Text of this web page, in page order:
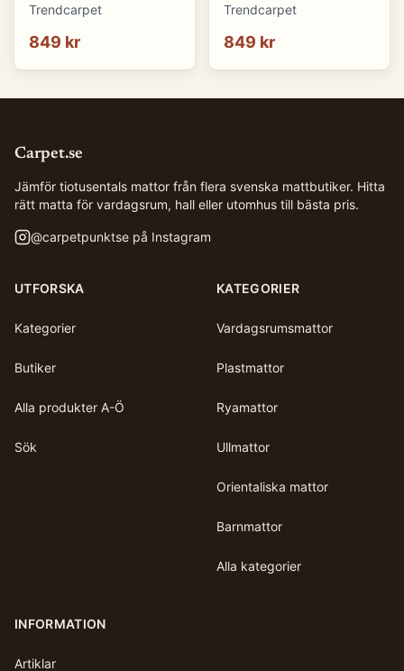
cm)
Trendcarpet
849 kr
120 cm)
Trendcarpet
849 kr
Carpet.se
Jämför tiotusentals mattor från flera svenska mattbutiker. Hitta
rätt matta för vardagsrum, hall eller utomhus till bästa pris.
@carpetpunktse på Instagram
UTFORSKA
Kategorier
Butiker
Alla produkter A-Ö
Sök
KATEGORIER
Vardagsrumsmattor
Plastmattor
Ryamattor
Ullmattor
Orientaliska mattor
Barnmattor
Alla kategorier
INFORMATION
Artiklar